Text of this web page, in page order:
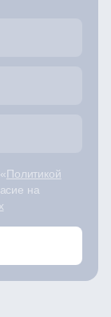
Политикой
на